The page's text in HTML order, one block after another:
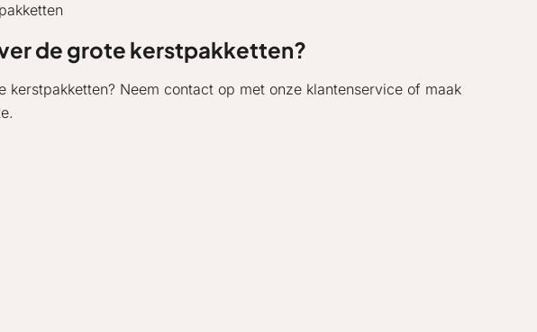
de grote kerstpakketten?
Neem contact op met onze klantenservice of maak